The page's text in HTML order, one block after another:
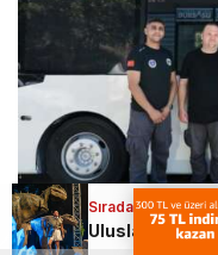
Sıradaki Haber